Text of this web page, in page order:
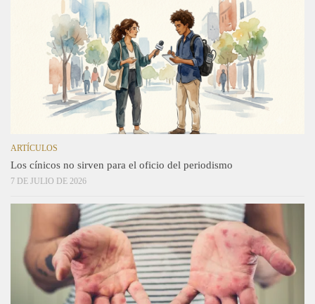
ARTÍCULOS
Los cínicos no sirven para el oficio del periodismo
7 DE JULIO DE 2026